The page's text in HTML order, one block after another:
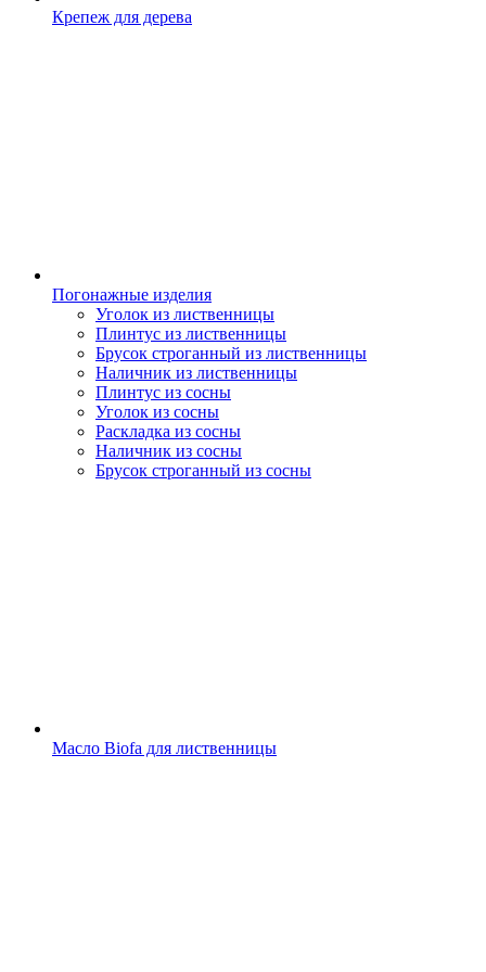
Крепеж для дерева
Погонажные изделия
Уголок из лиственницы
Плинтус из лиственницы
Брусок строганный из лиственницы
Наличник из лиственницы
Плинтус из сосны
Уголок из сосны
Раскладка из сосны
Наличник из сосны
Брусок строганный из сосны
Масло Biofa для лиственницы